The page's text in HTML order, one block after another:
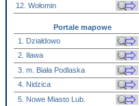
12. Wołomin
Portale mapowe
1. Działdowo
2. Iława
3. m. Biała Podlaska
4. Nidzica
5. Nowe Miasto Lub.